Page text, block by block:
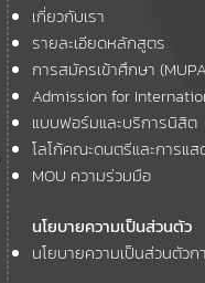
"SEA WIND
เกี่ยวกับเรา
รายละเอียดหลักสูตร
การสมัครเข้าศึกษา
Admission for
แบบฟอร์มและบริการนิสิต
โลโก้คณะดนตรีและการแส
MOU ความร่วมมือ
นโยบายความเป็นส่วนตัว
นโยบายความเป็นส่วนตัว